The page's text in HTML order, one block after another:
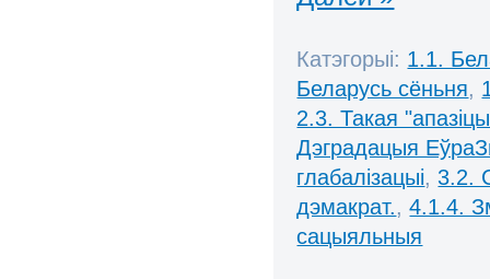
Катэгорыі: 1.1.
Беларусь сёньня,
2.3. Такая
Дэградацыя
глабалізацыі, 3.2.
дэмакрат.,4.1.4.
сацыяльныя